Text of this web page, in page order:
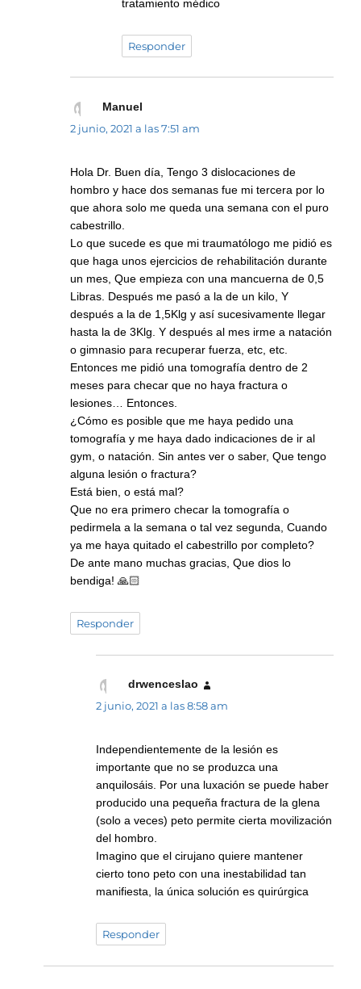
tratamiento médico
Responder
Manuel
2 junio, 2021 a las 7:51 am
Hola Dr. Buen día, Tengo 3 dislocaciones de
hombro y hace dos semanas fue mi tercera por lo
que ahora solo me queda una semana con el puro
cabestrillo.
Lo que sucede es que mi traumatólogo me pidió es
que haga unos ejercicios de rehabilitación durante
un mes, Que empieza con una mancuerna de 0,5
Libras. Después me pasó a la de un kilo, Y
después a la de 1,5Klg y así sucesivamente llegar
hasta la de 3Klg. Y después al mes irme a natación
o gimnasio para recuperar fuerza, etc, etc.
Entonces me pidió una tomografía dentro de 2
meses para checar que no haya fractura o
lesiones… Entonces.
¿Cómo es posible que me haya pedido una
tomografía y me haya dado indicaciones de ir al
gym, o natación. Sin antes ver o saber, Que tengo
alguna lesión o fractura?
Está bien, o está mal?
Que no era primero checar la tomografía o
pedirmela a la semana o tal vez segunda, Cuando
ya me haya quitado el cabestrillo por completo?
De ante mano muchas gracias, Que dios lo
bendiga! 🙏🏻
Responder
drwenceslao
2 junio, 2021 a las 8:58 am
Independientemente de la lesión es
importante que no se produzca una
anquilosáis. Por una luxación se puede haber
producido una pequeña fractura de la glena
(solo a veces) peto permite cierta movilización
del hombro.
Imagino que el cirujano quiere mantener
cierto tono peto con una inestabilidad tan
manifiesta, la única solución es quirúrgica
Responder